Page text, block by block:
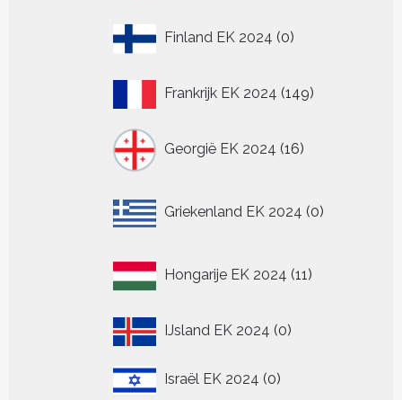
Finland EK 2024 0
producten
Frankrijk EK 2024 149149
Georgië EK 2024 16
producten
Griekenland EK 2024 0
producten
Hongarije EK 2024 11
producten
IJsland EK 2024 00
Israël EK 2024 00